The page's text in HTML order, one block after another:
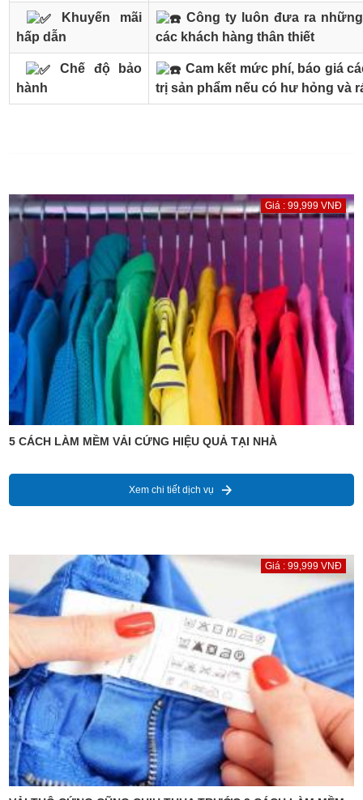
Khuyến mãi
hấp dẫn
Công ty luôn đưa ra
các khách hàng thân thiết
Chế độ bảo
hành
Cam kết mức phí, báo giá
trị sản phẩm nếu có hư hỏng và
Giá : 99,999 VNĐ
5 CÁCH LÀM MỀM VẢI CỨNG HIỆU QUẢ TẠI NHÀ
Xem chi tiết dịch vụ
Giá : 99,999 VNĐ